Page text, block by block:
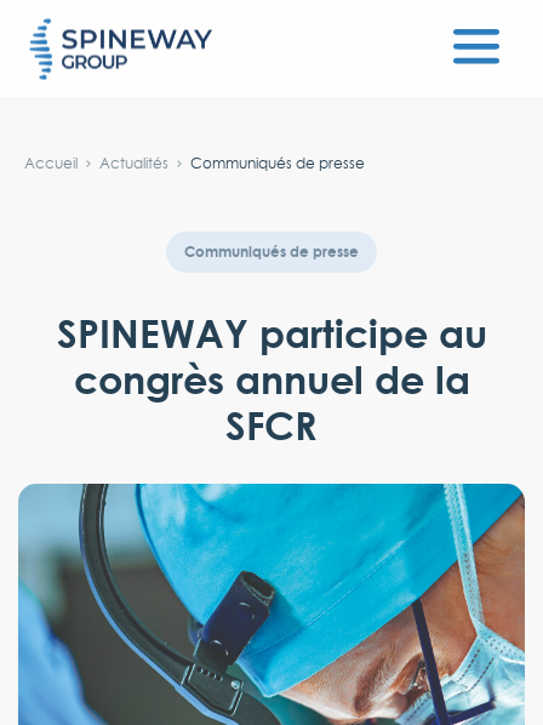
Accueil Actualités Communiqués de presse
Communiqués de presse
SPINEWAY participe au
congrès annuel de la
SFCR